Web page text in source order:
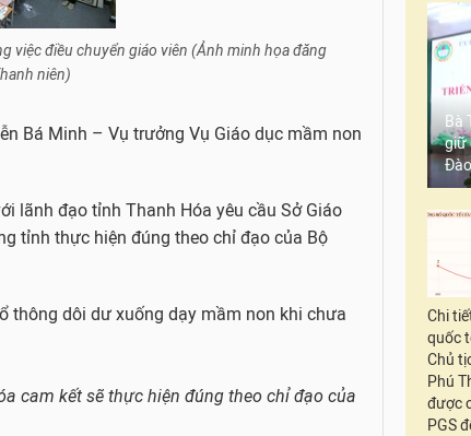
việc điều chuyển giáo viên (Ảnh minh họa đăng
niên)
Bá Minh – Vụ trưởng Vụ Giáo dục mầm non
lãnh đạo tỉnh Thanh Hóa yêu cầu Sở Giáo
tỉnh thực hiện đúng theo chỉ đạo của Bộ
thông dôi dư xuống dạy mầm non khi chưa
cam kết sẽ thực hiện đúng theo chỉ đạo của
Bà
giữ
Chi
quốc
Chủ
Phú
được
PGS